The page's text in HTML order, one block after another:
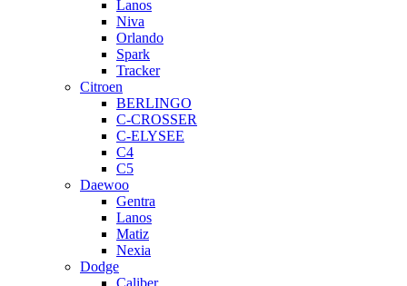
Lanos
Niva
Orlando
Spark
Tracker
Citroen
BERLINGO
C-CROSSER
C-ELYSEE
C4
C5
Daewoo
Gentra
Lanos
Matiz
Nexia
Dodge
Caliber